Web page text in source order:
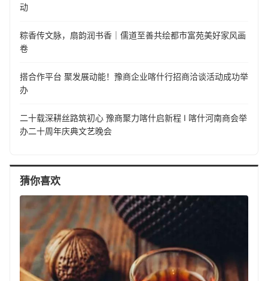
动
粽香传文脉，扇韵润书香｜儒道至善共绘都市富苑美好家风画
卷
搭合作平台 聚发展动能！豫商企业喀什行招商洽谈活动成功举
办
二十载深耕丝路筑初心 豫商聚力喀什启新程 I 喀什河南商会举
办二十周年庆典文艺晚会
猜你喜欢